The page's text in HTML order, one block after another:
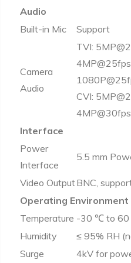
Audio
Built-in Mic
Support
Camera
Audio
TVI:
CVI:
4MP@30fps
Interface
Power
Interface
5.5 mm
Video OutputBNC,
Operating Environment
Temperature -30 ℃ to
Humidity
≤ 95% RH
Surge
4kV for